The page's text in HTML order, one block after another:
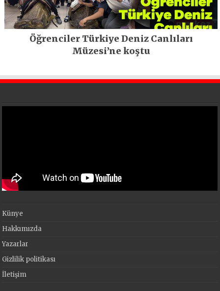
Öğrenciler Türkiye Deniz Canlıları
Müzesi’ne koştu
Künye
Hakkımızda
Yazarlar
Gizlilik politikası
İletişim